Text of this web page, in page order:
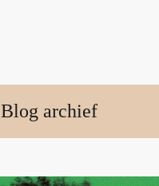
Blog archief